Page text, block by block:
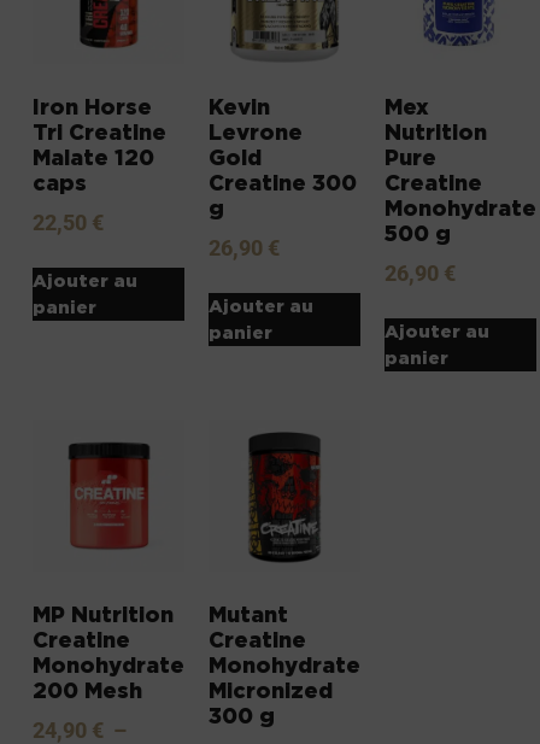
Iron Horse
Tri Creatine
Malate 120
caps
22,50 €
Ajouter au
panier
Kevin
Levrone
Gold
Creatine 300
g
26,90 €
Ajouter au
panier
Mex
Nutrition
Pure
Creatine
Monohydrate
500 g
26,90 €
Ajouter au
panier
MP Nutrition
Creatine
Monohydrate
200 Mesh
24,90 € –
Mutant
Creatine
Monohydrate
Micronized
300 g